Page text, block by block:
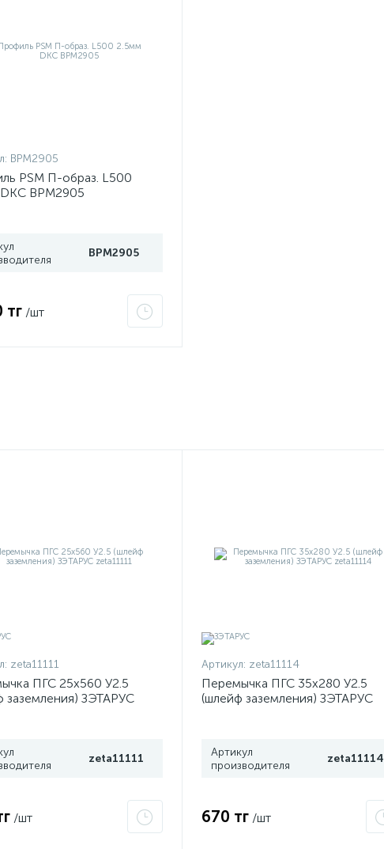
BPM2905
PSM П-образ. L500
BPM2905
BPM2905
тг /шт
zeta11111
ПГС 25х560 У2.5
заземления) ЗЭТАРУС
zeta11111
/шт
Артикул: zeta11114
Перемычка ПГС 35х280 У2.5
(шлейф заземления) ЗЭТАРУС
Артикул
производителя
zeta11114
670 тг /шт